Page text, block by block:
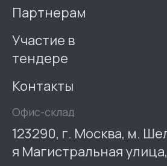
Партнерам
Участие в
тендере
Контакты
Офис-склад
123290, г. Москва, м.
я Магистральная улица,